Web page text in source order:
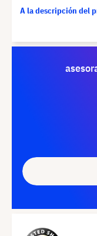
A la descripción del